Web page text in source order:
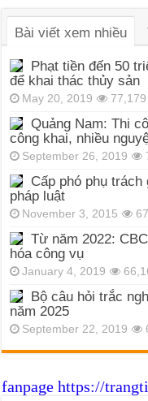
Bài viết xem nhiều
Phạt tiền đến 50
để khai thác thủy sản
May 20, 2019 77,179
Quảng Nam: Thi
công khai, nhiều
September 26, 2019
Cấp phó phụ
pháp luật
November 3, 2015
Từ năm 2022:
hóa công vụ
January 4, 2019
Bộ câu hỏi trắc
năm 2025
September 22, 2019
fanpage https://